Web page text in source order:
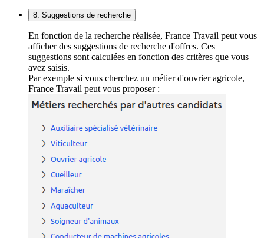
8. Suggestions de recherche
En fonction de la recherche réalisée, France Travail peut vous
afficher des suggestions de recherche d'offres. Ces
suggestions sont calculées en fonction des critères que vous
avez saisis.
Par exemple si vous cherchez un métier d'ouvrier agricole,
France Travail peut vous proposer :